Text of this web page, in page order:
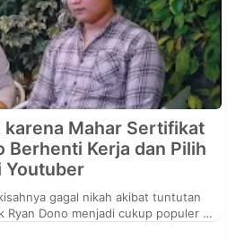
Mahar Sertifikat
Berhenti Kerja dan Pilih
Youtuber
Ryan Dono menjadi cukup populer di